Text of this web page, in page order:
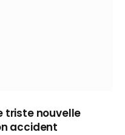
triste nouvelle
accident